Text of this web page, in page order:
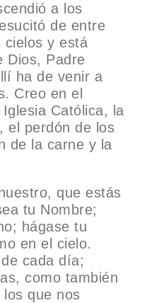
a los
de entre
cielos y está
Dios, Padre
ha de venir a
Creo en el
Católica, la
el perdón de los
de la carne y la
que estás
tu Nombre;
hágase tu
en el cielo.
cada día;
como también
que nos